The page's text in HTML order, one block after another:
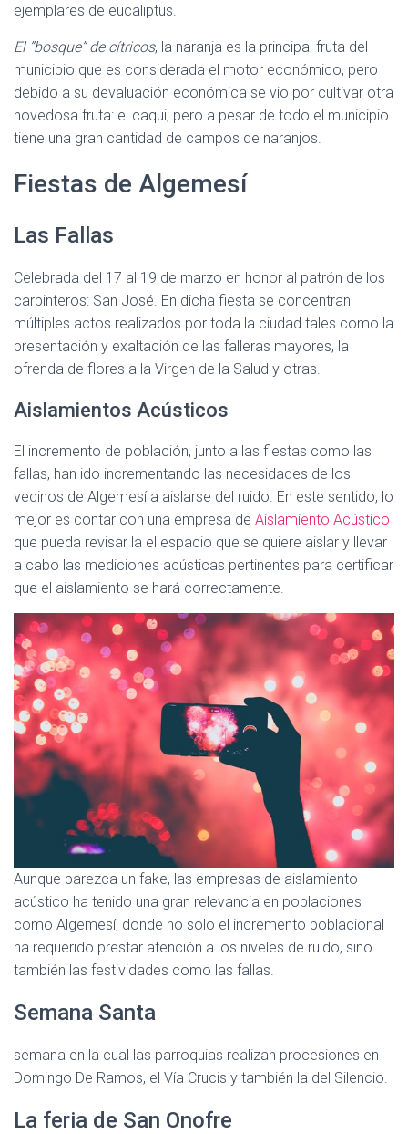
ejemplares de eucaliptus.
El ”bosque” de cítricos, la naranja es la principal fruta del
municipio que es considerada el motor económico, pero
debido a su devaluación económica se vio por cultivar otra
novedosa fruta: el caqui; pero a pesar de todo el municipio
tiene una gran cantidad de campos de naranjos.
Fiestas de Algemesí
Las Fallas
Celebrada del 17 al 19 de marzo en honor al patrón de los
carpinteros: San José. En dicha fiesta se concentran
múltiples actos realizados por toda la ciudad tales como la
presentación y exaltación de las falleras mayores, la
ofrenda de flores a la Virgen de la Salud y otras.
Aislamientos Acústicos
El incremento de población, junto a las fiestas como las
fallas, han ido incrementando las necesidades de los
vecinos de Algemesí a aislarse del ruido. En este sentido, lo
mejor es contar con una empresa de Aislamiento Acústico
que pueda revisar la el espacio que se quiere aislar y llevar
a cabo las mediciones acústicas pertinentes para certificar
que el aislamiento se hará correctamente.
Aunque parezca un fake, las empresas de aislamiento
acústico ha tenido una gran relevancia en poblaciones
como Algemesí, donde no solo el incremento poblacional
ha requerido prestar atención a los niveles de ruido, sino
también las festividades como las fallas.
Semana Santa
semana en la cual las parroquias realizan procesiones en
Domingo De Ramos, el Vía Crucis y también la del Silencio.
La feria de San Onofre